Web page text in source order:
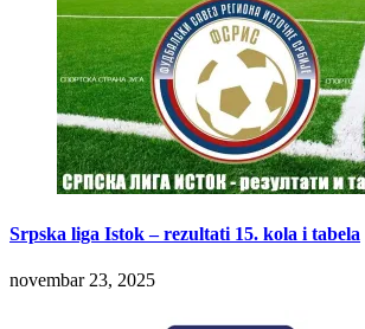
Srpska liga Istok – rezultati 15. kola i tabela
novembar 23, 2025